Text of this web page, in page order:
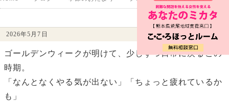
2026年5月7日
ゴールデンウィークが明けて、少しずつ日常に戻るこの
時期。
「なんとなくやる気が出ない」「ちょっと疲れているか
も」